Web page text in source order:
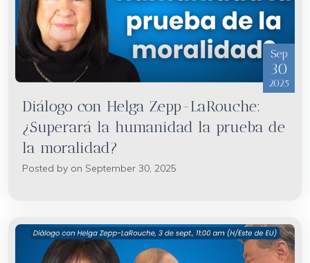
Sep
30
2025
Diálogo con Helga Zepp-LaRouche:
¿Superará la humanidad la prueba de
la moralidad?
Posted by on September 30, 2025